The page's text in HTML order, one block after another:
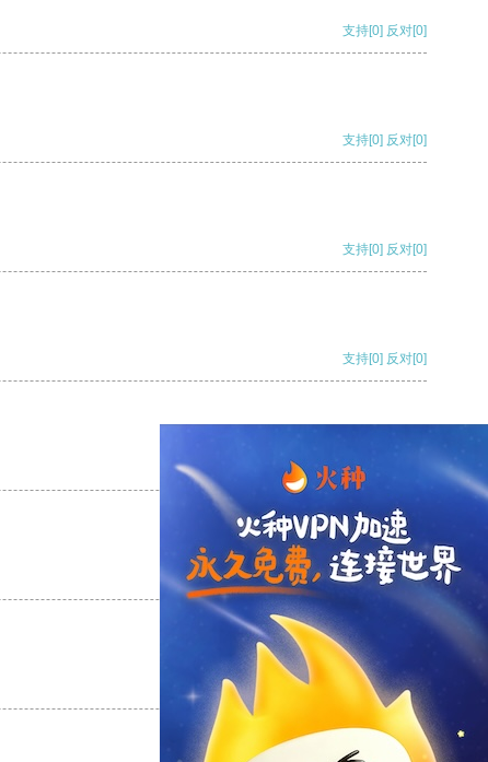
支持[0] 反对[0]
支持[0] 反对[0]
支持[0] 反对[0]
支持[0] 反对[0]
支持
支持[0] 反对[0]
支持[0] 反对[0]